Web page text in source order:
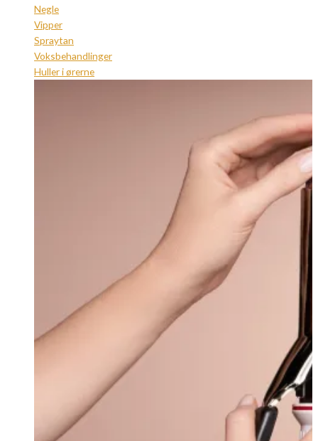
Negle
Vipper
Spraytan
Voksbehandlinger
Huller i ørerne